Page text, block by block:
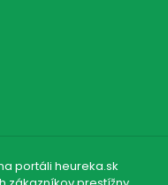
portáli heureka.sk